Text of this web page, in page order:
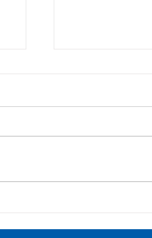
COSEMS/